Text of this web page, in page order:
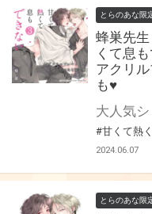
とらのあな限
蜂巣先
くて息
アクリ
も♥
#甘くて熱
2024.06.07
とらのあな限